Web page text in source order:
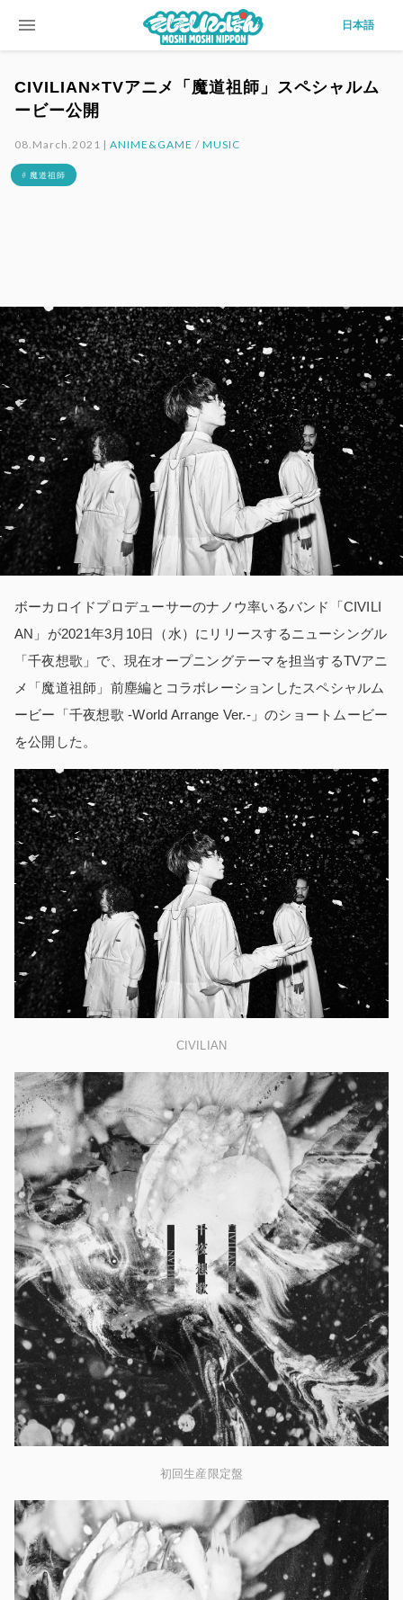
menu 日本語
CIVILIAN×TVアニメ「魔道祖師」スペシャルム
ービー公開
08.March.2021 |ANIME&GAME / MUSIC
# 魔道祖師
ボーカロイドプロデューサーのナノウ率いるバンド「CIVILI
AN」が2021年3月10日（水）にリリースするニューシングル
「千夜想歌」で、現在オープニングテーマを担当するTVアニ
メ「魔道祖師」前塵編とコラボレーションしたスペシャルム
ービー「千夜想歌 -World Arrange Ver.-」のショートムービー
を公開した。
CIVILIAN
初回生産限定盤